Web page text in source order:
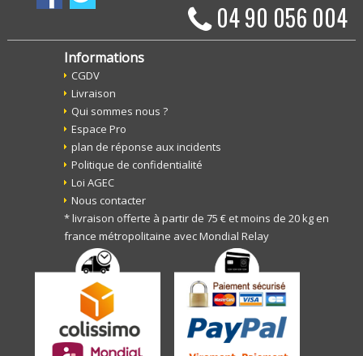
04 90 056 004
Informations
CGDV
Livraison
Qui sommes nous ?
Espace Pro
plan de réponse aux incidents
Politique de confidentialité
Loi AGEC
Nous contacter
* livraison offerte à partir de 75 € et moins de 20 kg en
france métropolitaine avec Mondial Relay